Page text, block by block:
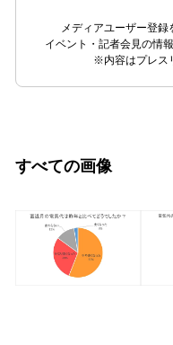
メディアユーザー登録
イベント・記者会見の情
※内容はプレス
すべての画像